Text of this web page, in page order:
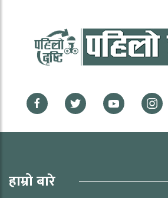
हाम्रो बारे